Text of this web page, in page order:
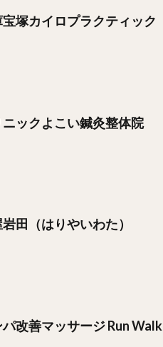
塚カイロプラクティック
ックよこい鍼灸整体院
田（はりやいわた）
パ改善マッサージ Run Walk